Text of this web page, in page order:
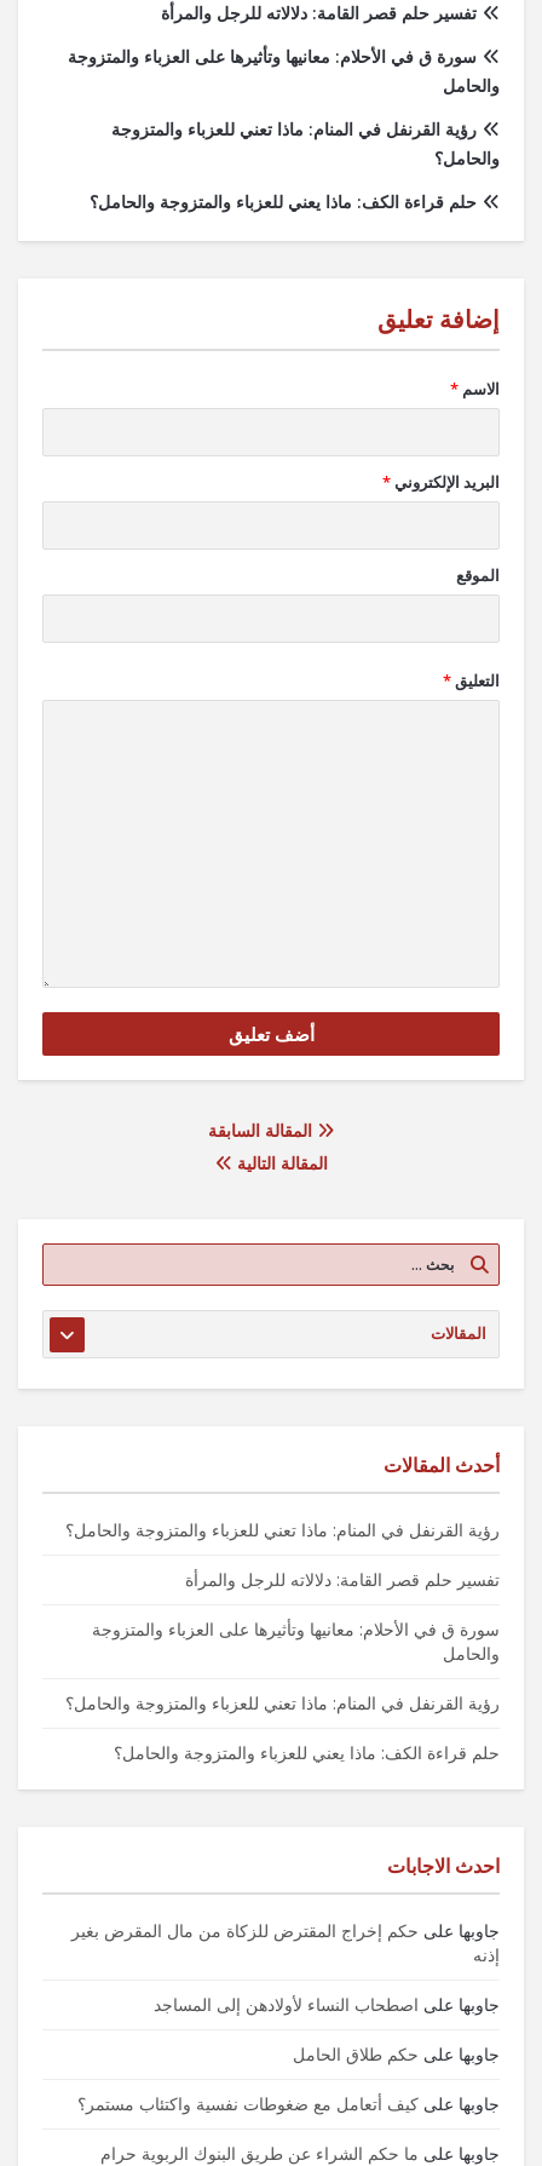
تفسير حلم قصر القامة: دلالاته للرجل والمرأة
سورة ق في الأحلام: معانيها وتأثيرها على العزباء والمتزوجة
والحامل
رؤية القرنفل في المنام: ماذا تعني للعزباء والمتزوجة
والحامل؟
حلم قراءة الكف: ماذا يعني للعزباء والمتزوجة والحامل؟
الاسم *
البريد الإلكتروني*
الموقع
التعليق*
المقالة السابقة
المقالة التالية
أحدث المقالات
رؤية القرنفل في المنام: ماذا تعني للعزباء والمتزوجة والحامل؟
تفسير حلم قصر القامة: دلالاته للرجل والمرأة
سورة ق في الأحلام: معانيها وتأثيرها على العزباء والمتزوجة
والحامل
رؤية القرنفل في المنام: ماذا تعني للعزباء والمتزوجة والحامل؟
حلم قراءة الكف: ماذا يعني للعزباء والمتزوجة والحامل؟
احدث الاجابات
جاوبها على حكم إخراج المقترض للزكاة من مال المقرض بغير
إذنه
جاوبها على اصطحاب النساء لأولادهن إلى المساجد
جاوبها على حكم طلاق الحامل
جاوبها على كيف أتعامل مع ضغوطات نفسية واكتئاب مستمر؟
جاوبها على ما حكم الشراء عن طريق البنوك الربوية حرام